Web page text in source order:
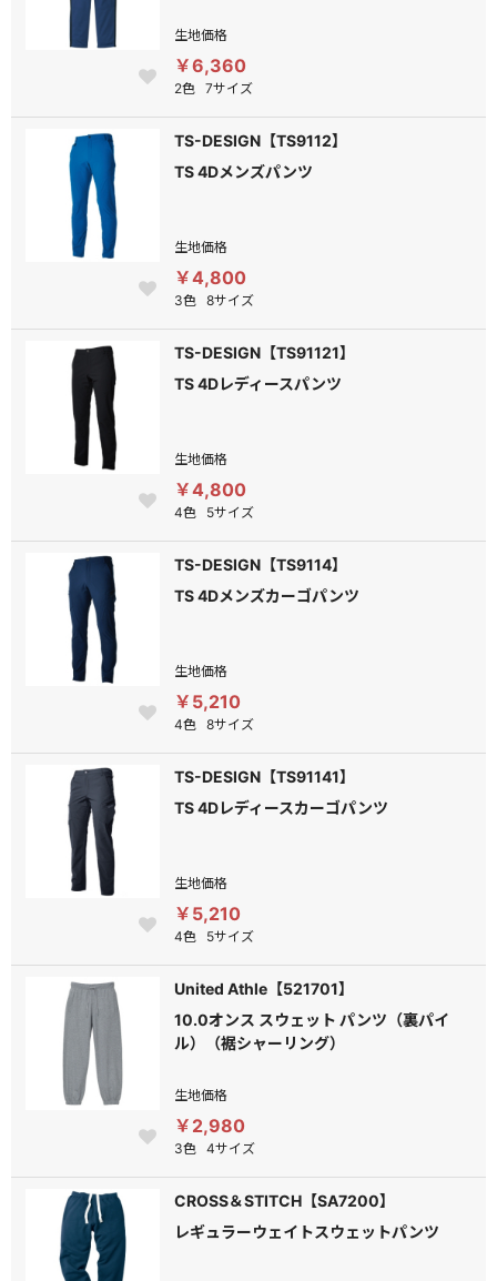
生地価格
￥6,360
2色 7サイズ
TS-DESIGN【TS9112】
TS 4Dメンズパンツ
生地価格
￥4,800
3色 8サイズ
TS-DESIGN【TS91121】
TS 4Dレディースパンツ
生地価格
￥4,800
4色 5サイズ
TS-DESIGN【TS9114】
TS 4Dメンズカーゴパンツ
生地価格
￥5,210
4色 8サイズ
TS-DESIGN【TS91141】
TS 4Dレディースカーゴパンツ
生地価格
￥5,210
4色 5サイズ
United Athle【521701】
10.0オンス スウェット パンツ（裏パイ
ル）（裾シャーリング）
生地価格
￥2,980
3色 4サイズ
CROSS＆STITCH【SA7200】
レギュラーウェイトスウェットパンツ